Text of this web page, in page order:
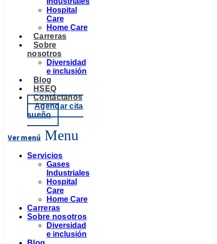
Hospital
Care
Home Care
Carreras
Sobre
nosotros
Diversidad
e inclusión
Blog
HSEQ
Contáctanos
Agendar cita
sueño
Menu
Servicios
Gases
Industriales
Hospital
Care
Home Care
Carreras
Sobre nosotros
Diversidad
e inclusión